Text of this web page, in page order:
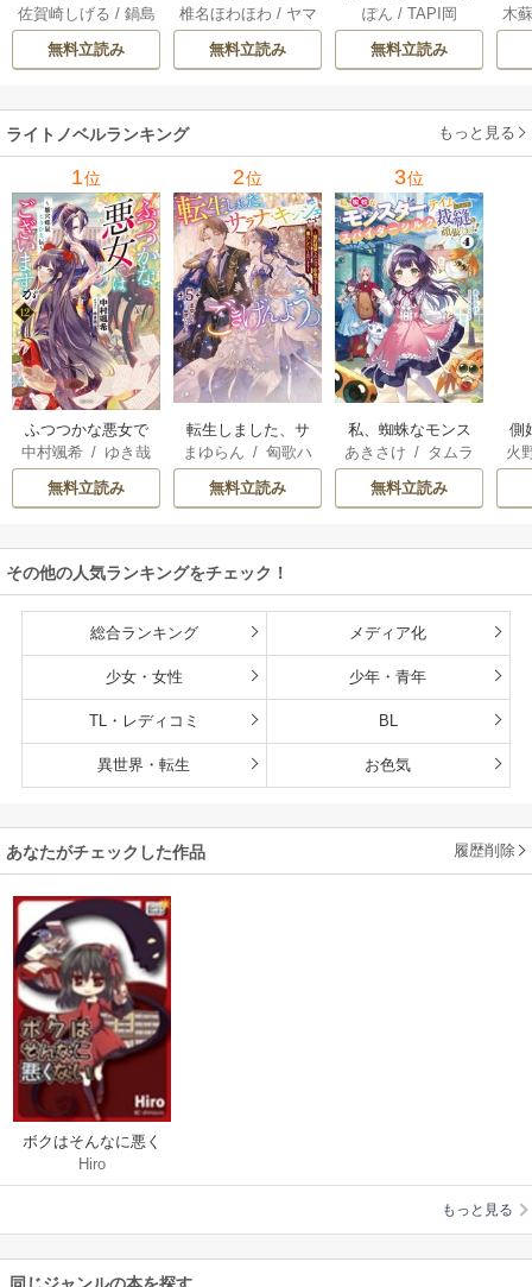
ん、剣聖になる
～ただの田舎の剣
術師範だったの
たちが俺を放って
くれない件～ 11巻
佐賀崎しげる / 鍋島
テツヒロ
無料立読み
RMMO活動記 34巻
椎名ほわほわ / ヤマ
ーダ
無料立読み
にしましょう ～子
狼に気に入られた
男の転移物語～ 6巻
ぽん / TAPI岡
無料立読み
木
ライトノベルランキング もっと見る
1位
ふつつかな悪女で
はございますが
中村颯希 / ゆき哉
無料立読み
2位
転生しました、サ
ラナ・キンジェで
す。ごきげんよ
う。
まゆらん /匈歌ハ
トリ
無料立読み
3位
私、蜘蛛なモンス
ターをテイムした
ので、スパイダー
シルクで裁縫を頑
あきさけ / タムラ
ヨウ
無料立読み
側
火
その他の人気ランキングをチェック！
総合ランキング メディア化
少女・女性 少年・青年
TL・レディコミ BL
異世界・転生 お色気
あなたがチェックした作品 履歴削除
ボクはそんなに悪く
ない ―女神なあの子
と主従関係―
Hiro
もっと見る